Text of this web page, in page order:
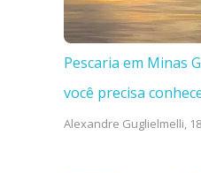
Pescaria em Minas
você precisa
Alexandre Guglielmelli,